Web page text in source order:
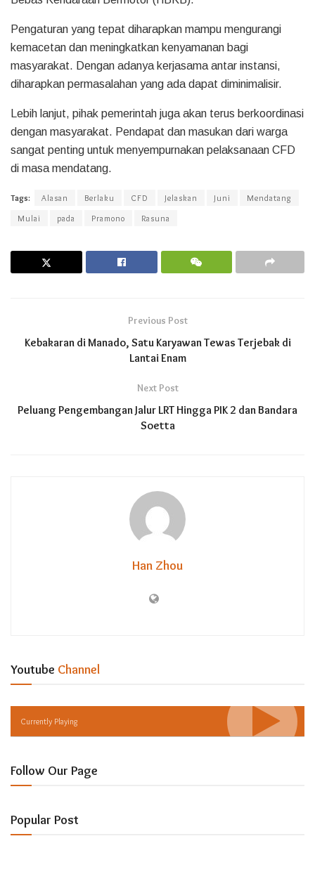
Pengaturan yang tepat diharapkan mampu mengurangi
kemacetan dan meningkatkan kenyamanan bagi
masyarakat. Dengan adanya kerjasama antar instansi,
diharapkan permasalahan yang ada dapat diminimalisir.
Lebih lanjut, pihak pemerintah juga akan terus berkoordinasi
dengan masyarakat. Pendapat dan masukan dari warga
sangat penting untuk menyempurnakan pelaksanaan CFD
di masa mendatang.
Tags: Alasan Berlaku CFD Jelaskan Juni
Mendatang
Mulai
pada Pramono Rasuna
Previous Post
Kebakaran di Manado, Satu Karyawan Tewas Terjebak di
Lantai Enam
Next Post
Peluang Pengembangan Jalur LRT Hingga PIK 2 dan Bandara
Soetta
Han Zhou
Youtube Channel
Currently Playing
Follow Our Page
Popular Post